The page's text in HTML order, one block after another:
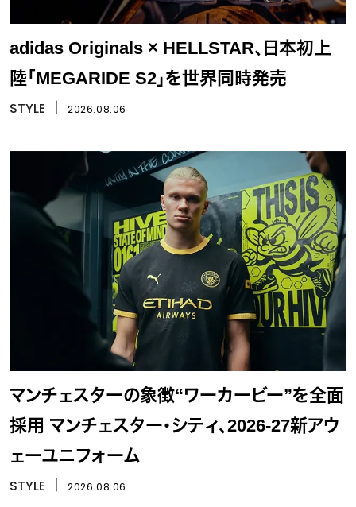
adidas Originals × HELLSTAR、日本初上
陸「MEGARIDE S2」を世界同時発売
STYLE 2026.08.06
マンチェスターの象徴“ワーカービー”を全面
採用 マンチェスター・シティ、2026-27新アウ
ェーユニフォーム
STYLE 2026.08.06